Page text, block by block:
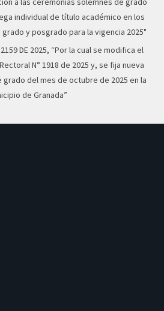
individual de título académico en los
y posgrado para la vigencia 2025"
DE 2025, “Por la cual se modifica el
N° 1918 de 2025 y, se fija nueva
del mes de octubre de 2025 en la
de Granada”